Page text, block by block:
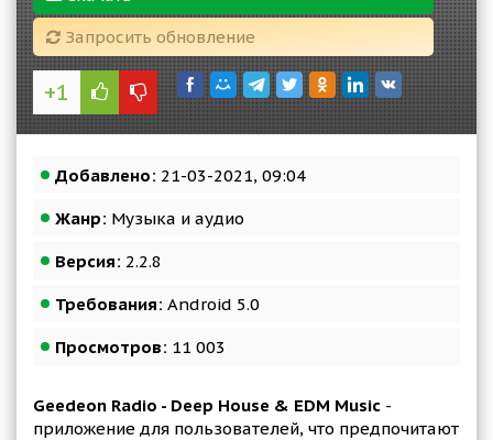
Запросить обновление
+1
Добавлено: 21-03-2021, 09:04
Жанр: Музыка и аудио
Версия: 2.2.8
Требования: Android 5.0
Просмотров: 11 003
Geedeon Radio - Deep House & EDM Music -
приложение для пользователей, что предпочитают